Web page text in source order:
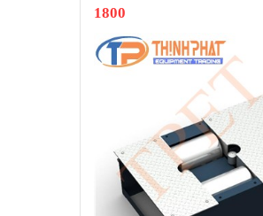
1800